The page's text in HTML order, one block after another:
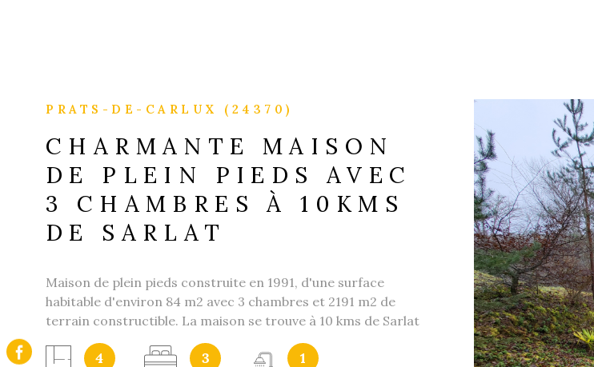
PRATS-DE-CARLUX (24370)
CHARMANTE MAISON
DE PLEIN PIEDS AVEC
3 CHAMBRES À 10KMS
DE SARLAT
Maison de plein pieds construite en 1991, d'une surface
habitable d'environ 84 m2 avec 3 chambres et 2191 m2 de
terrain constructible. La maison se trouve à 10 kms de Sarlat
sur la commune de Prat de Carlux, limitrophe Sainte Nathalène
et Simeyrols. La maison se compose comme suit : 1 entrée, 1
4 3 1